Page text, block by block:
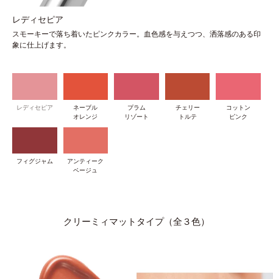
レディセピア
スモーキーで落ち着いたピンクカラー。血色感を与えつつ、洒落感のある印
象に仕上げます。
レディセピア
ネーブル
オレンジ
プラム
リゾート
チェリー
トルテ
コットン
ピンク
フィグジャム
アンティーク
ベージュ
クリーミィマットタイプ（全３色）